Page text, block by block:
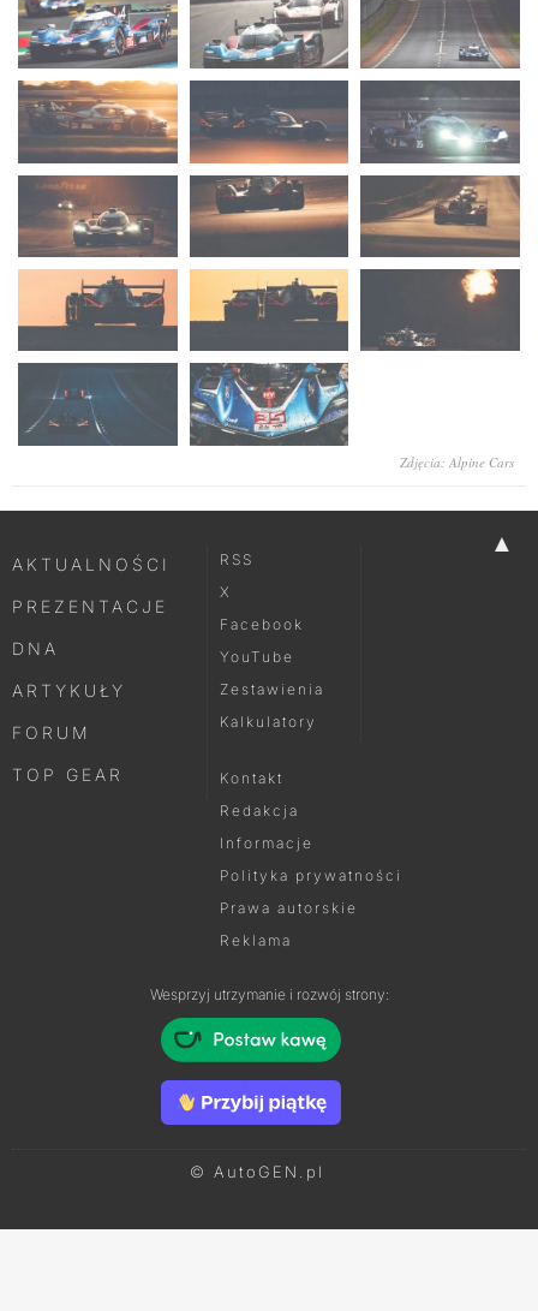
Zdjęcia: Alpine Cars
▲
AKTUALNOŚCI
PREZENTACJE
DNA
ARTYKUŁY
FORUM
TOP GEAR
RSS
X
Facebook
YouTube
Zestawienia
Kalkulatory
Kontakt
Redakcja
Informacje
Polityka prywatności
Prawa autorskie
Reklama
Wesprzyj utrzymanie i rozwój strony:
© AutoGEN.pl